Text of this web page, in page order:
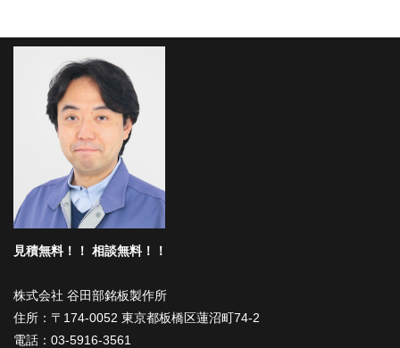
見積無料！！ 相談無料！！
株式会社 谷田部銘板製作所
住所：〒174-0052 東京都板橋区蓮沼町74-2
電話： 03-5916-3561